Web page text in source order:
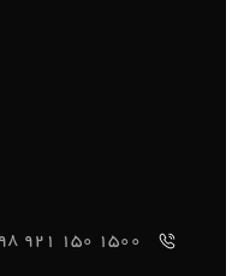
1500 150 921 98+